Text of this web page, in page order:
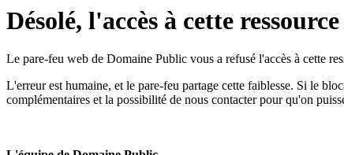
Désolé, l'accès à cette
Le pare-feu web de Domaine Public vous a refusé l'accès à cette
L'erreur est humaine, et le pare-feu partage cette faiblesse. Si le
complémentaires et la possibilité de nous contacter pour qu'on